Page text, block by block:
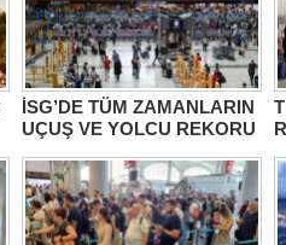
İSG’DE TÜM ZAMANLARIN
UÇUŞ VE YOLCU REKORU